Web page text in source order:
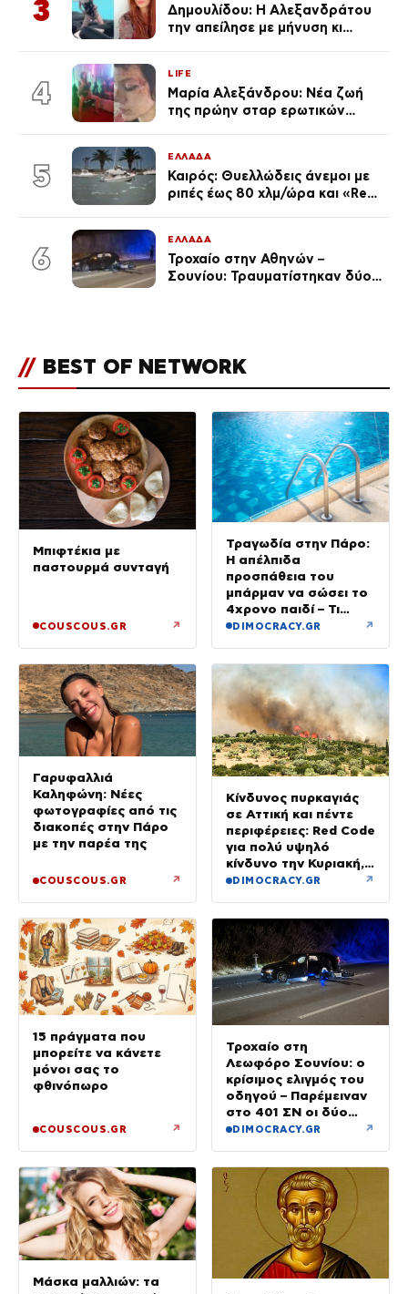
3
Δημουλίδου: Η Αλεξανδράτου
την απείλησε με μήνυση κι
ποια είσαι σοκαρίστικα»
4
LIFE
Μαρία Αλεξάνδρου: Νέα ζωή
της πρώην σταρ ερωτικών
(Φωτογραφίες)
5
ΕΛΛΑΔΑ
Καιρός: Θυελλώδεις άνεμοι με
ριπές έως 80 χλμ/ώρα και «Red
6
ΕΛΛΑΔΑ
Τροχαίο στην Αθηνών –
Σουνίου: Τραυματίστηκαν δύο
// BEST OF NETWORK
Μπιφτέκια με
παστουρμά συνταγή
COUSCOUS.GR ↗
Τραγωδία στην Πάρο:
Η απέλπιδα
προσπάθεια του
μπάρμαν να σώσει το
4χρονο παιδί – Τι
ερευνούν οι αρχές
DIMOCRACY.GR ↗
Γαρυφαλλιά
Καληφώνη: Νέες
φωτογραφίες από τις
διακοπές στην Πάρο
με την παρέα της
COUSCOUS.GR ↗
Κίνδυνος πυρκαγιάς
σε Αττική και πέντε
περιφέρειες: Red Code
για πολύ υψηλό
κίνδυνο την Κυριακή,
με μελτέμια έως 8
DIMOCRACY.GR ↗
15 πράγματα που
μπορείτε να κάνετε
μόνοι σας το
φθινόπωρο
COUSCOUS.GR ↗
Τροχαίο στη
Λεωφόρο Σουνίου: ο
κρίσιμος ελιγμός του
οδηγού – Παρέμειναν
στο 401 ΣΝ οι δύο
αστυνομικοί
DIMOCRACY.GR ↗
Μάσκα μαλλιών: τα